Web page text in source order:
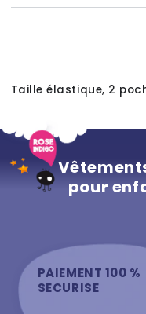
Taille élastique, 2
pour
PAIEMENT 100 %
SECURISE